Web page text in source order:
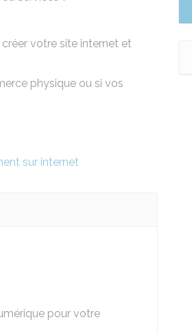
votre site internet et
physique ou si vos
sur internet
pour votre